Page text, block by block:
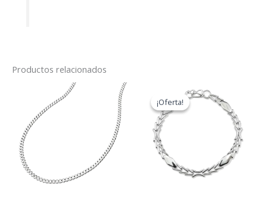
Productos relacionados
¡Oferta!
¡Oferta!